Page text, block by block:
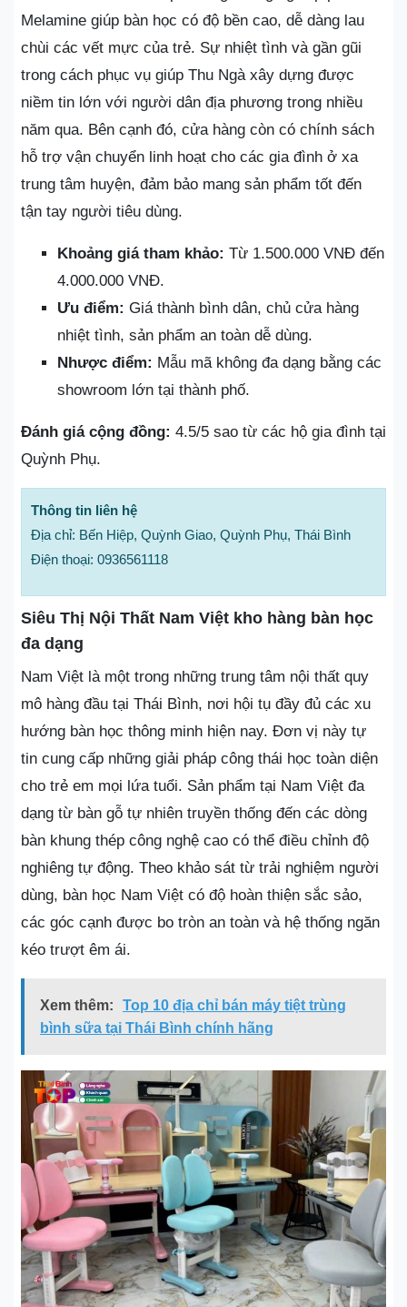
Melamine giúp bàn học có độ bền cao, dễ dàng lau
chùi các vết mực của trẻ. Sự nhiệt tình và gần gũi
trong cách phục vụ giúp Thu Ngà xây dựng được
niềm tin lớn với người dân địa phương trong nhiều
năm qua. Bên cạnh đó, cửa hàng còn có chính sách
hỗ trợ vận chuyển linh hoạt cho các gia đình ở xa
trung tâm huyện, đảm bảo mang sản phẩm tốt đến
tận tay người tiêu dùng.
Khoảng giá tham khảo: Từ 1.500.000 VNĐ đến
4.000.000 VNĐ.
Ưu điểm: Giá thành bình dân, chủ cửa hàng
nhiệt tình, sản phẩm an toàn dễ dùng.
Nhược điểm: Mẫu mã không đa dạng bằng các
showroom lớn tại thành phố.
Đánh giá cộng đồng: 4.5/5 sao từ các hộ gia đình tại
Quỳnh Phụ.
Thông tin liên hệ
Địa chỉ: Bến Hiệp, Quỳnh Giao, Quỳnh Phụ, Thái Bình
Điện thoại: 0936561118
Siêu Thị Nội Thất Nam Việt kho hàng bàn học
đa dạng
Nam Việt là một trong những trung tâm nội thất quy
mô hàng đầu tại Thái Bình, nơi hội tụ đầy đủ các xu
hướng bàn học thông minh hiện nay. Đơn vị này tự
tin cung cấp những giải pháp công thái học toàn diện
cho trẻ em mọi lứa tuổi. Sản phẩm tại Nam Việt đa
dạng từ bàn gỗ tự nhiên truyền thống đến các dòng
bàn khung thép công nghệ cao có thể điều chỉnh độ
nghiêng tự động. Theo khảo sát từ trải nghiệm người
dùng, bàn học Nam Việt có độ hoàn thiện sắc sảo,
các góc cạnh được bo tròn an toàn và hệ thống ngăn
kéo trượt êm ái.
Xem thêm:
Top 10 địa chỉ bán máy tiệt trùng
bình sữa tại Thái Bình chính hãng